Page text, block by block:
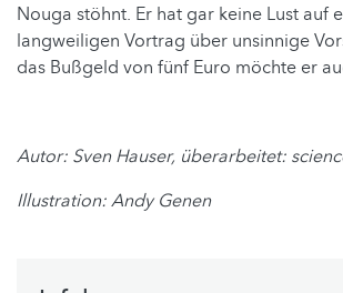
Nouga stöhnt. Er hat gar keine Lust auf
langweiligen Vortrag über unsinnige
das Bußgeld von fünf Euro möchte er
Autor: Sven Hauser, überarbeitet:
Illustration: Andy Genen